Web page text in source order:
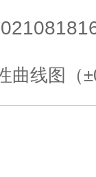
曲线图（±